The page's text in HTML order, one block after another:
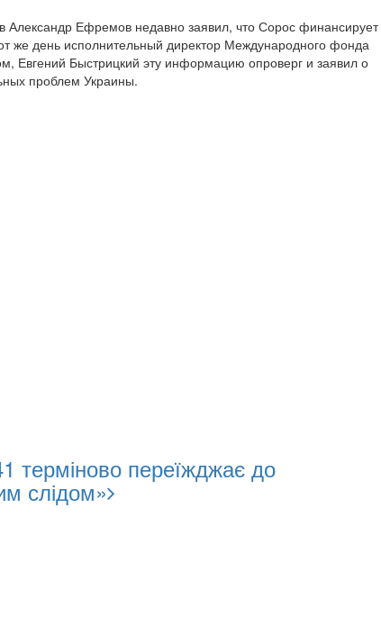
Ефремов недавно заявил, что Сорос финансирует
же день исполнительный директор Международного фонда
Евгений Быстрицкий эту информацию опроверг и заявил о
проблем Украины.
переїжджає до
слідом»